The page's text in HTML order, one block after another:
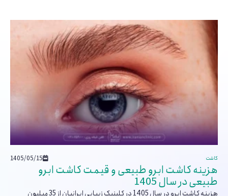
کاشت 1405/05/15
هزینه کاشت ابرو طبیعی و قیمت کاشت ابرو
طبیعی در سال 1405
هزینه کاشت ابرو در سال 1405 در کلینیک زیبایی ایرانیان از 35 میلیون